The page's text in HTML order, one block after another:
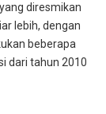
diresmikan
lebih, dengan
beberapa
dari tahun 2010